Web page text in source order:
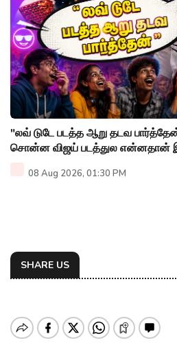
"லவ் டுடே படத்த ஆறு தடவ
சொன்ன விஜய் படத்துல என்னதான்
08 Aug 2026, 01:30 PM
SHARE US